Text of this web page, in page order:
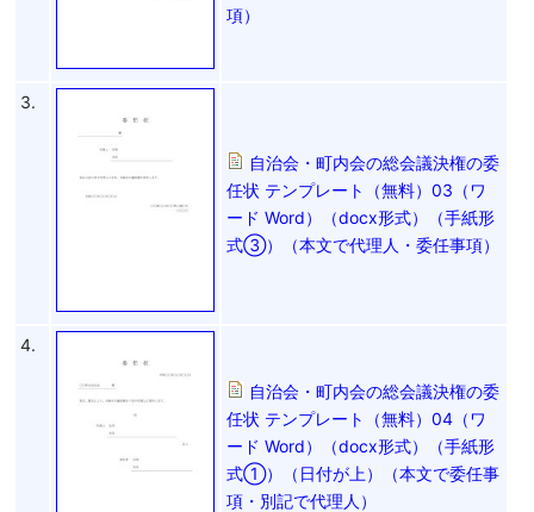
項）
3.
自治会・町内会の総会議決権の委
任状 テンプレート（無料）03（ワ
ード Word）（docx形式）（手紙形
式③）（本文で代理人・委任事項）
4.
自治会・町内会の総会議決権の委
任状 テンプレート（無料）04（ワ
ード Word）（docx形式）（手紙形
式①）（日付が上）（本文で委任事
項・別記で代理人）